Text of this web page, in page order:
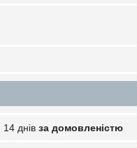
днів за домовленістю